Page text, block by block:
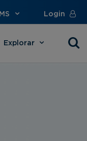
Login
Explorar